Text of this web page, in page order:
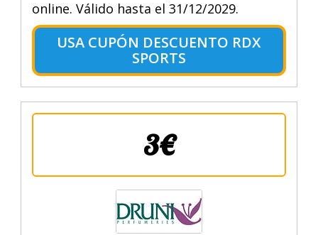
online. Válido hasta el 31/12/2029.
USA CUPÓN DESCUENTO RDX
SPORTS
3€